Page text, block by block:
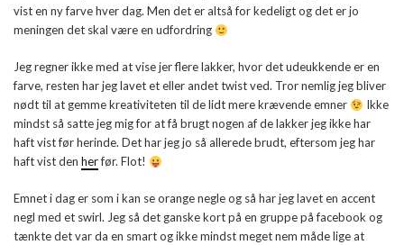
vist en ny farve hver dag. Men det er altså for kedeligt og det er jo
meningen det skal være en udfordring
Jeg regner ikke med at vise jer flere lakker, hvor det udeukkende er en
farve, resten har jeg lavet et eller andet twist ved. Tror nemlig jeg bliver
nødt til at gemme kreativiteten til de lidt mere krævende emner
Ikke
mindst så satte jeg mig for at få brugt nogen af de lakker jeg ikke har
haft vist før herinde. Det har jeg jo så allerede brudt, eftersom jeg har
haft vist den herfør. Flot!
Emnet i dag er som i kan se orange negle og så har jeg lavet en accent
negl med et swirl. Jeg så det ganske kort på en gruppe på facebook og
tænkte det var da en smart og ikke mindst meget nem måde lige at